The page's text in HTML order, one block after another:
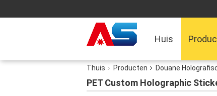
Huis
Thuis Producten Douane
PET Custom Holographic